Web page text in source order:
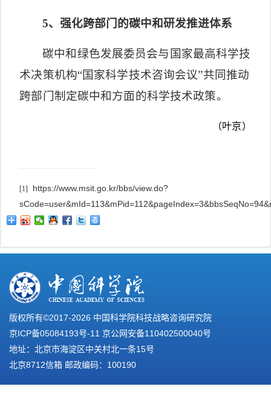
5、强化跨部门的碳中和研发推进体系
碳中和绿色发展委员会与国家最高科学技
术决策机构“国家科学技术咨询会议”共同推动
跨部门制定碳中和方面的科学技术政策。
（叶京）
[1]
https://www.msit.go.kr/bbs/view.do?
版权所有©2017-2026 中国科学院科技战略咨询研究院
京ICP备05084193号-11 京公网安备110402500040号
地址：北京市海淀区中关村北一条15号
北京8712信箱 邮政编码：100190